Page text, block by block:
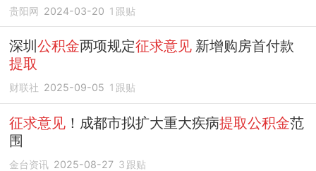
贵阳网 2024-03-20 1 跟贴
深圳 公积金两项规定征求意见新增购房首付款
提取
财联社 2025-09-05 1 跟贴
征求意见！成都市拟扩大重大疾病提取公积金范
围
金台资讯 2025-08-27 3 跟贴